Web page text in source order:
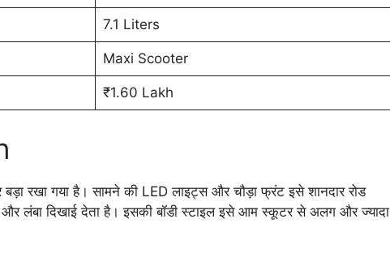
7.1 Liters
Maxi Scooter
₹1.60 Lakh
रखा गया है। सामने की LED लाइट्स और चौड़ा फ्रंट इसे शानदार रोड
लंबा दिखाई देता है। इसकी बॉडी स्टाइल इसे आम स्कूटर से अलग और ज्यादा